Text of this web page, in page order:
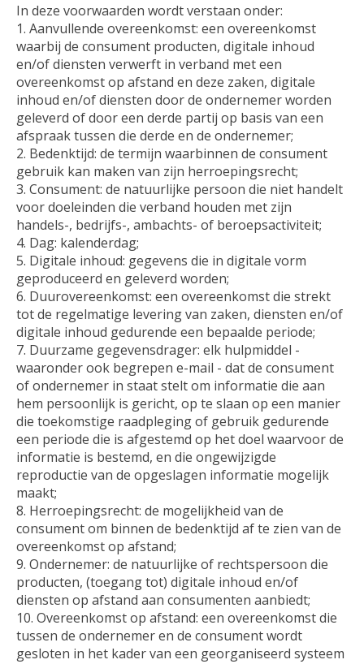
In deze voorwaarden wordt verstaan onder:
1. Aanvullende overeenkomst: een overeenkomst
waarbij de consument producten, digitale inhoud
en/of diensten verwerft in verband met een
overeenkomst op afstand en deze zaken, digitale
inhoud en/of diensten door de ondernemer worden
geleverd of door een derde partij op basis van een
afspraak tussen die derde en de ondernemer;
2. Bedenktijd: de termijn waarbinnen de consument
gebruik kan maken van zijn herroepingsrecht;
3. Consument: de natuurlijke persoon die niet handelt
voor doeleinden die verband houden met zijn
handels-, bedrijfs-, ambachts- of beroepsactiviteit;
4. Dag: kalenderdag;
5. Digitale inhoud: gegevens die in digitale vorm
geproduceerd en geleverd worden;
6. Duurovereenkomst: een overeenkomst die strekt
tot de regelmatige levering van zaken, diensten en/of
digitale inhoud gedurende een bepaalde periode;
7. Duurzame gegevensdrager: elk hulpmiddel -
waaronder ook begrepen e-mail - dat de consument
of ondernemer in staat stelt om informatie die aan
hem persoonlijk is gericht, op te slaan op een manier
die toekomstige raadpleging of gebruik gedurende
een periode die is afgestemd op het doel waarvoor de
informatie is bestemd, en die ongewijzigde
reproductie van de opgeslagen informatie mogelijk
maakt;
8. Herroepingsrecht: de mogelijkheid van de
consument om binnen de bedenktijd af te zien van de
overeenkomst op afstand;
9. Ondernemer: de natuurlijke of rechtspersoon die
producten, (toegang tot) digitale inhoud en/of
diensten op afstand aan consumenten aanbiedt;
10. Overeenkomst op afstand: een overeenkomst die
tussen de ondernemer en de consument wordt
gesloten in het kader van een georganiseerd systeem